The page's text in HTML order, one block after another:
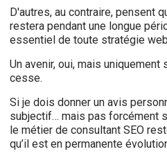
D'autres, au contraire, pensent
restera pendant une longue
essentiel de toute stratégie
Un avenir, oui, mais
cesse.
Si je dois donner un avis
subjectif… mais pas forcément
le métier de consultant SEO
qu’il est en permanente